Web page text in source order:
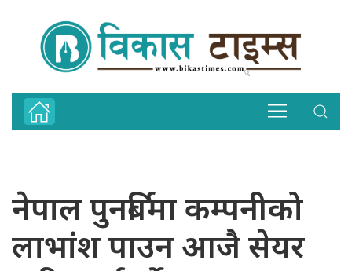
नेपाल पुनर्बिमा कम्पनीको
लाभांश पाउन आजै सेयर